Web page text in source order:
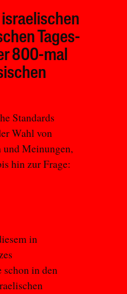
Tages-
800-mal
Standards
Wahl von
und Meinungen,
hin zur Frage:
in
schon in den